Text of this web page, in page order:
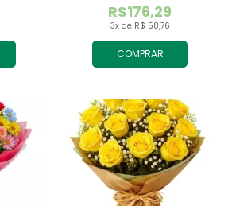
COMPRAR
3x de R$ 58,76
R$176,29